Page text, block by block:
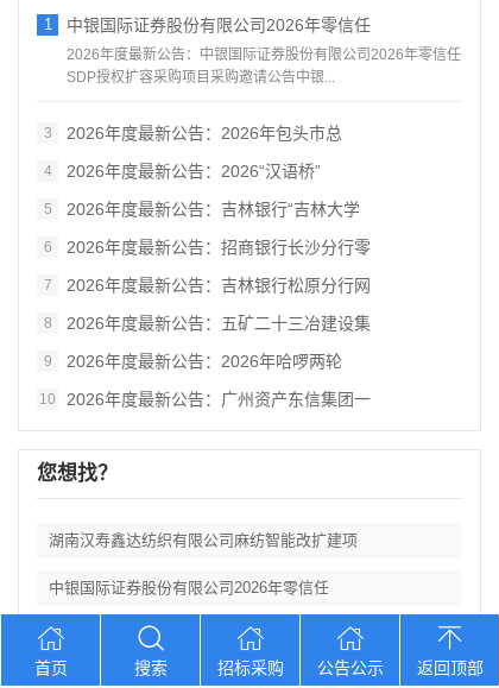
1 中银国际证券股份有限公司2026年零信任
2026年度最新公告：中银国际证券股份有限公司2026年零信任
SDP授权扩容采购项目采购邀请公告中银...
3 2026年度最新公告：2026年包头市总
4 2026年度最新公告：2026“汉语桥”
5 2026年度最新公告：吉林银行“吉林大学
6 2026年度最新公告：招商银行长沙分行零
7 2026年度最新公告：吉林银行松原分行网
8 2026年度最新公告：五矿二十三冶建设集
9 2026年度最新公告：2026年哈啰两轮
10 2026年度最新公告：广州资产东信集团一
您想找？
湖南汉寿鑫达纺织有限公司麻纺智能改扩建项
中银国际证券股份有限公司2026年零信任
2026年度最新公告：2026年包头市总
2026年度最新公告：2026“汉语桥”
首页 搜索 招标采购 公告公示 返回顶部